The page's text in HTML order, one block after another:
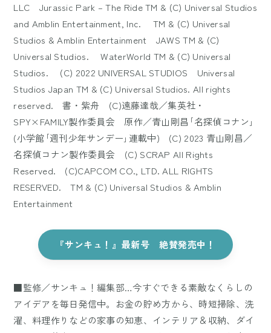
LLC Jurassic Park – The Ride TM & (C) Universal Studios
and Amblin Entertainment, Inc. TM & (C) Universal
Studios & Amblin Entertainment JAWS TM & (C)
Universal Studios. WaterWorld TM & (C) Universal
Studios. (C) 2022 UNIVERSAL STUDIOS Universal
Studios Japan TM & (C) Universal Studios. All rights
reserved. 書・紫舟 (C)遠藤達哉／集英社・
SPY×FAMILY製作委員会 原作／青山剛昌｢名探偵コナン｣
(小学館｢週刊少年サンデー｣連載中) (C) 2023 青山剛昌／
名探偵コナン製作委員会 (C) SCRAP All Rights
Reserved. (C)CAPCOM CO., LTD. ALL RIGHTS
RESERVED. TM & (C) Universal Studios & Amblin
Entertainment
『サンキュ！』最新号 絶賛発売中！
■監修／サンキュ！編集部…今すぐできる素敵なくらしの
アイデアを毎日発信中。お金の貯め方から、時短掃除、洗
濯、料理作りなどの家事の知恵、インテリア＆収納、ダイ